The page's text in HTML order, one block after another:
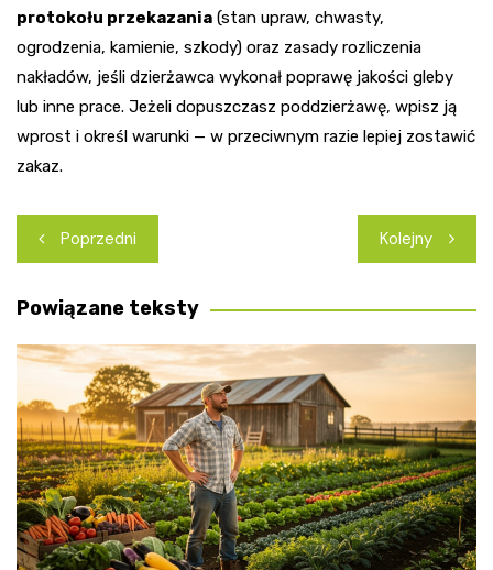
protokołu przekazania (stan upraw, chwasty,
ogrodzenia, kamienie, szkody) oraz zasady rozliczenia
nakładów, jeśli dzierżawca wykonał poprawę jakości gleby
lub inne prace. Jeżeli dopuszczasz poddzierżawę, wpisz ją
wprost i określ warunki — w przeciwnym razie lepiej zostawić
zakaz.
Nawigacja
wpisu
Poprzedni Kolejny
Powiązane teksty